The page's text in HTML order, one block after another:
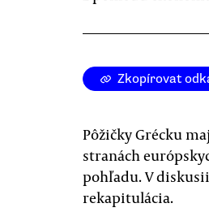
Zkopírovat
Pôžičky Grécku
stranách
pohľadu. V
rekapitulácia.